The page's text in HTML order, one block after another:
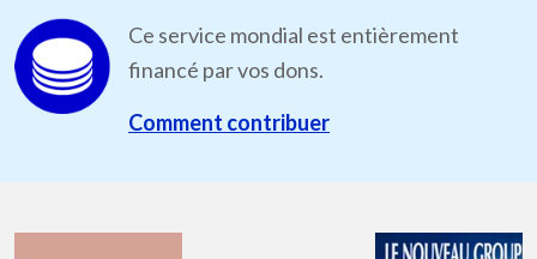
Ce service mondial est entièrement
financé par vos dons.
Comment contribuer